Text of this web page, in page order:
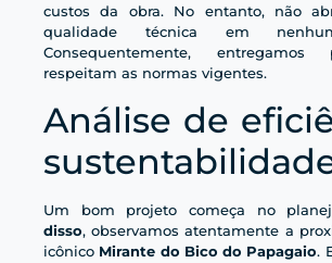
custos da obra. No entanto, não
qualidade técnica em
Consequentemente,
respeitam as normas vigentes.
Análise de
Um bom projeto começa no
disso, observamos atentamente a
icônico Mirante do Bico do Papagaio.